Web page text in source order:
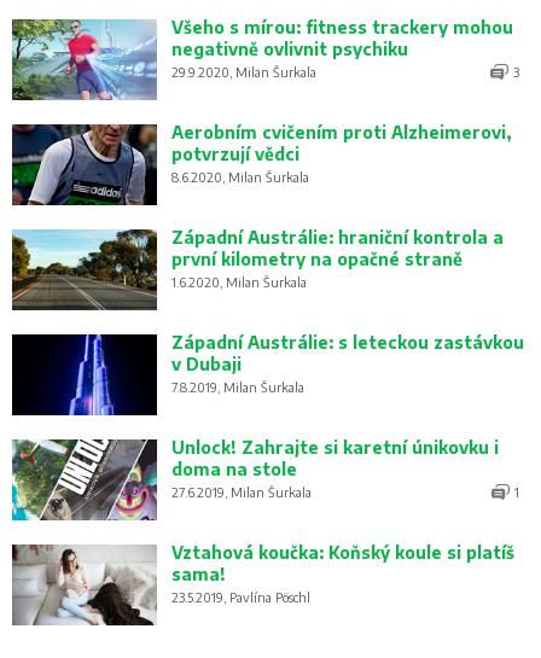
Všeho s mírou: fitness trackery mohou
negativně ovlivnit psychiku
29.9.2020, Milan Šurkala 3
Aerobním cvičením proti Alzheimerovi,
potvrzují vědci
8.6.2020, Milan Šurkala
Západní Austrálie: hraniční kontrola a
první kilometry na opačné straně
1.6.2020, Milan Šurkala
Západní Austrálie: s leteckou zastávkou
v Dubaji
7.8.2019, Milan Šurkala
Unlock! Zahrajte si karetní únikovku i
doma na stole
27.6.2019, Milan Šurkala 1
Vztahová koučka: Koňský koule si platíš
sama!
23.5.2019, Pavlína Pöschl